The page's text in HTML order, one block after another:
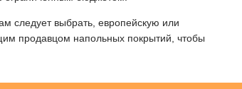
следует выбрать, европейскую или
продавцом напольных покрытий, чтобы